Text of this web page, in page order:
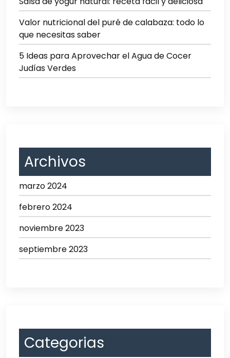
Valor nutricional del puré de calabaza: todo lo
que necesitas saber
5 Ideas para Aprovechar el Agua de Cocer
Judías Verdes
Archivos
marzo 2024
febrero 2024
noviembre 2023
septiembre 2023
Categorias